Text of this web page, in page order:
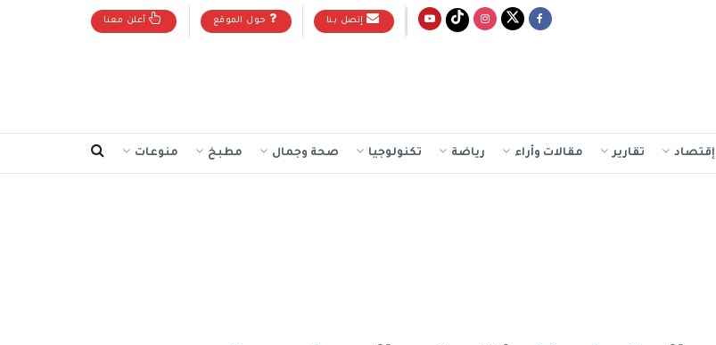
إتصل بنا حول الموقع أعلن معنا
إقتصاد تقارير مقالات وأراء رياضة تكنولوجيا صحة وجمال مطبخ منوعات